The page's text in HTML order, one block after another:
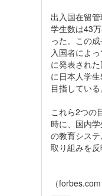
出入国在留
学生数は43
った。この
入国者によ
に発表され
に日本人学
目指している
これら2つの
時に、国内
の教育シス
取り組みを反
（forbes.com